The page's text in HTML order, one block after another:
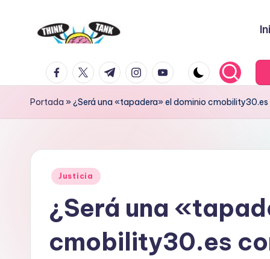
contenido
l
P
o
Tank
facebook.com
twitter.com
t.me instagram.com
youtube.com
Portada »¿Será una «tapadera» el dominio
Publicado
Justicia
¿Será una
cmobility30.es